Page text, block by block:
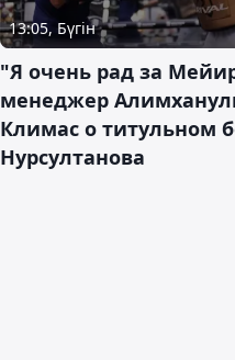
13:05, Бүгін
"Я очень рад за
менеджер
Климас о титульном
Нурсултанова